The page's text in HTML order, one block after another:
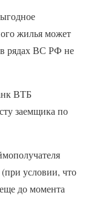
жилья может
рядах ВС РФ не
ВТБ
заемщика по
условии, что
до момента